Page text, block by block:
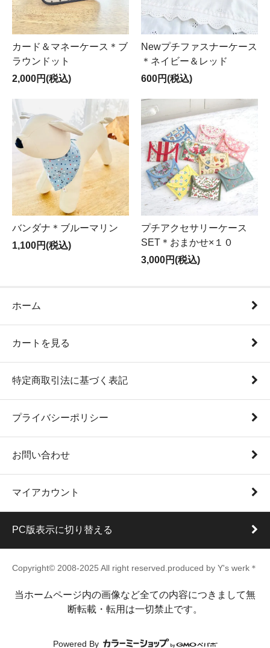
カード＆マネーケース＊ブ
ラウンドット
2,000円(税込)
Newプチファスナーケース
＊ネイビー＆レッド
600円(税込)
バンダナ＊ブルーマリン
1,100円(税込)
プチアクセサリーケース
SET＊おまかせ×１０
3,000円(税込)
ホーム
カートを見る
特定商取引法に基づく表記
プライバシーポリシー
お問い合わせ
マイアカウント
PC版表示に切り替える
Copyright© 2008-2025 All right reserved.produced by Y's werk＊
当ホームページ内の画像など全ての内容につきまして無
断転載・転用は一切禁止です。
Powered By